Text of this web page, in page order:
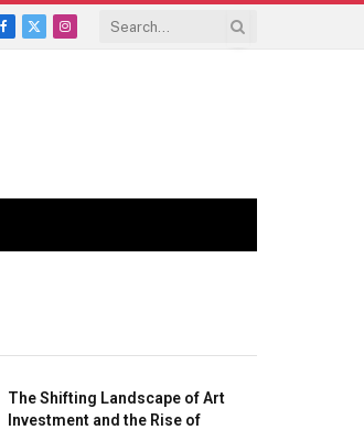
Facebook
X
Instagram
The Shifting Landscape of Art
Investment and the Rise of